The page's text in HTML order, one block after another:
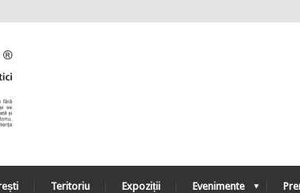
Teritoriu Expoziții Evenimente